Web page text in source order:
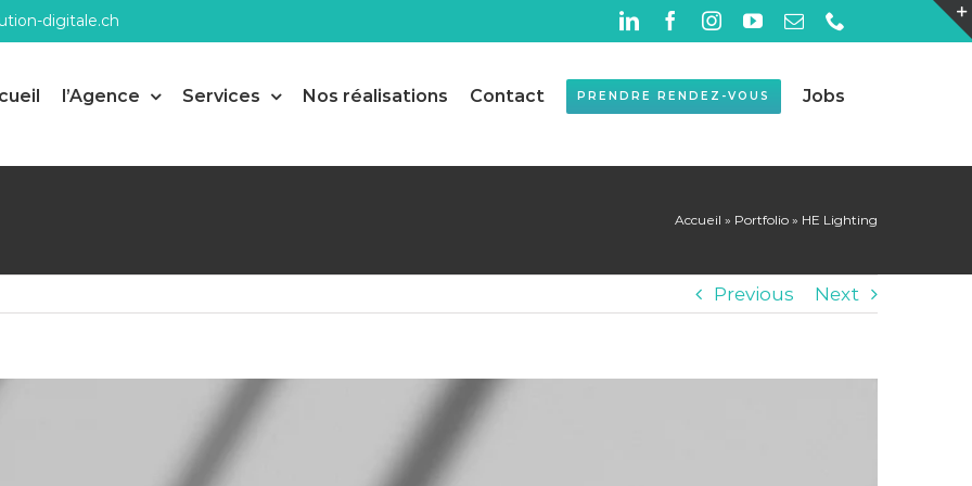
digitale.ch LinkedInFacebookInstagramYouTube
Email
l’Agence Services Nos réalisations Contact PRENDRE RENDEZ-VOUS Jobs
Accueil » Portfolio » HE Lighting
Previous Next